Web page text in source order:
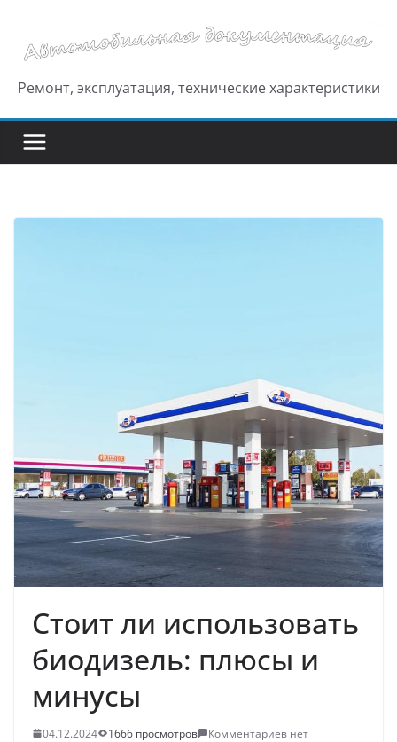
содержимому
Ремонт, эксплуатация, технические характеристики
Стоит ли использовать
биодизель: плюсы и
минусы
04.12.2024 1666 просмотров Комментариев нет